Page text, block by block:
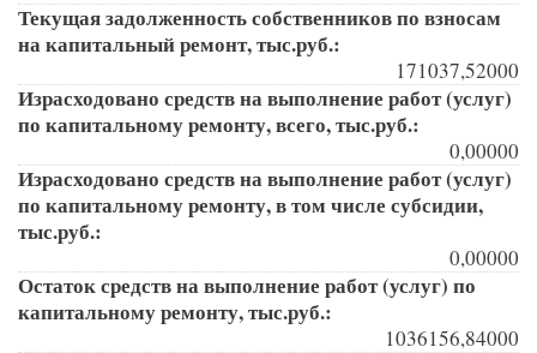
Текущая задолженность собственников по взносам
на капитальный ремонт, тыс.руб.:
171037,52000
Израсходовано средств на выполнение работ (услуг)
по капитальному ремонту, всего, тыс.руб.:
0,00000
Израсходовано средств на выполнение работ (услуг)
по капитальному ремонту, в том числе субсидии,
тыс.руб.:
0,00000
Остаток средств на выполнение работ (услуг) по
капитальному ремонту, тыс.руб.:
1036156,84000